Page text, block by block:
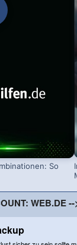
So
WEB.DE